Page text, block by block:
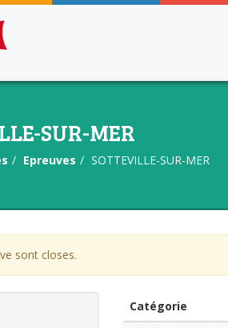
SUR-MER
Epreuves SOTTEVILLE-SUR-MER
sont closes.
Catégorie